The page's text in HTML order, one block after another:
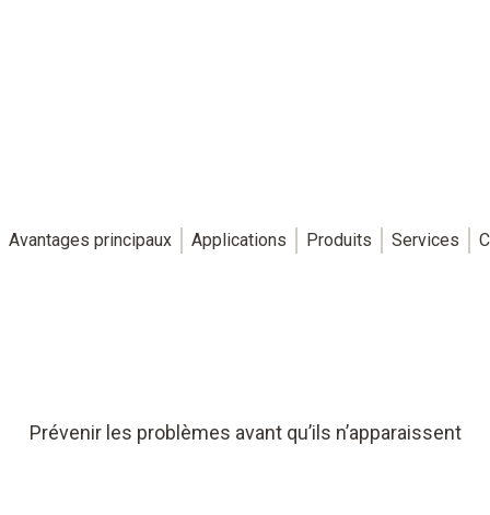
Avantages principaux Applications Produits Services
Prévenir les problèmes avant qu’ils n’apparaissent